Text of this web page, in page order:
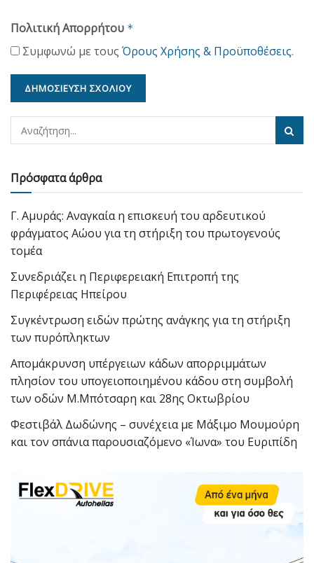
Πολιτική Απορρήτου *
Συμφωνώ με τους Όρους Χρήσης & Προϋποθέσεις.
Πρόσφατα άρθρα
Γ. Αμυράς: Αναγκαία η επισκευή του αρδευτικού
φράγματος Αώου για τη στήριξη του πρωτογενούς
τομέα
Συνεδριάζει η Περιφερειακή Επιτροπή της
Περιφέρειας Ηπείρου
Συγκέντρωση ειδών πρώτης ανάγκης για τη στήριξη
των πυρόπληκτων
Απομάκρυνση υπέργειων κάδων απορριμμάτων
πλησίον του υπογειοποιημένου κάδου στη συμβολή
των οδών Μ.Μπότσαρη και 28ης Οκτωβρίου
Φεστιβάλ Δωδώνης – συνέχεια με Μάξιμο Μουμούρη
και τον σπάνια παρουσιαζόμενο «Ίωνα» του Ευριπίδη